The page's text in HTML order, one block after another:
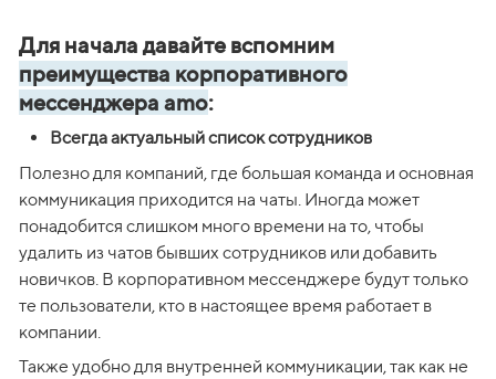
Для начала давайте вспомним
преимущества корпоративного
мессенджера amo:
Всегда актуальный список сотрудников
Полезно для компаний, где большая команда и основная
коммуникация приходится на чаты. Иногда может
понадобится слишком много времени на то, чтобы
удалить из чатов бывших сотрудников или добавить
новичков. В корпоративном мессенджере будут только
те пользователи, кто в настоящее время работает в
компании.
Также удобно для внутренней коммуникации, так как не